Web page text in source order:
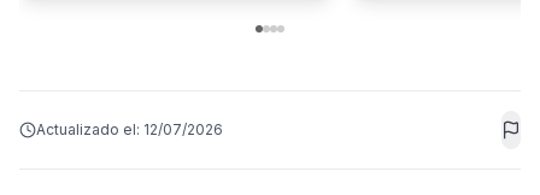
Actualizado el: 12/07/2026